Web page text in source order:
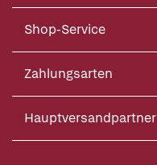
Shop-Service
Zahlungsarten
Hauptversandpartner